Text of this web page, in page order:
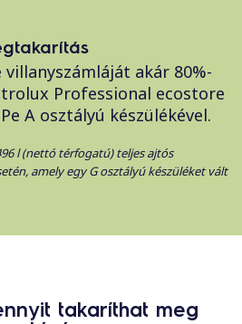
villanyszámláját akár 80%-
Professional ecostore
A osztályú készülékével.
l (nettó térfogatú) teljes ajtós
amely egy G osztályú készüléket vált
takaríthat meg